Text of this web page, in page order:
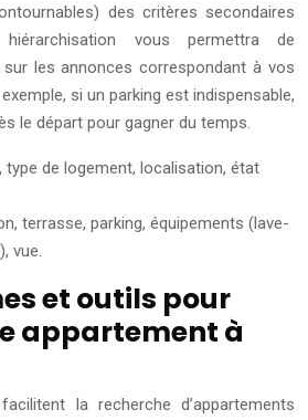
des critères secondaires
hiérarchisation vous permettra de
les annonces correspondant à vos
si un parking est indispensable,
le départ pour gagner du temps.
type de logement, localisation, état
terrasse, parking, équipements (lave-
vue.
et outils pour
appartement à
la recherche d’appartements